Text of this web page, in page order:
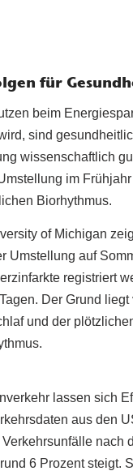
für
beim
sind
wissenschaftlich
im
Biorhythmus.
of Michigan
Umstellung auf
registriert
Der Grund
und der
lassen sich
aus den
nach
6 Prozent steigt.